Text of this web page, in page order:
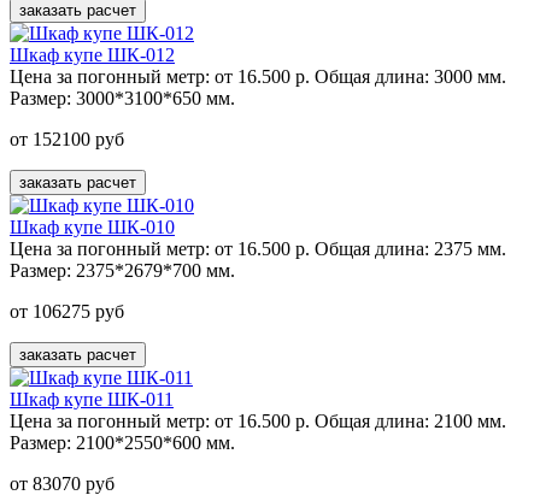
заказать расчет
Шкаф купе ШК-012
Цена за погонный метр: от 16.500 р. Общая длина: 3000 мм.
Размер: 3000*3100*650 мм.
от 152100 руб
заказать расчет
Шкаф купе ШК-010
Цена за погонный метр: от 16.500 р. Общая длина: 2375 мм.
Размер: 2375*2679*700 мм.
от 106275 руб
заказать расчет
Шкаф купе ШК-011
Цена за погонный метр: от 16.500 р. Общая длина: 2100 мм.
Размер: 2100*2550*600 мм.
от 83070 руб